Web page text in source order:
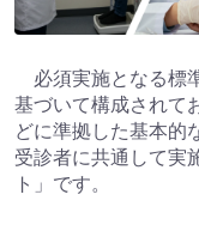
必須実施となる標
基づいて構成されて
どに準拠した基本的
受診者に共通して実
ト」です。